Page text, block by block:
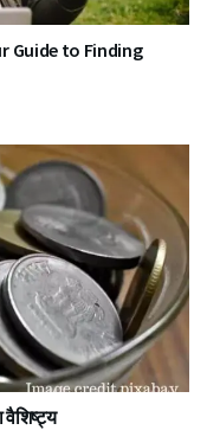
Guide to Finding